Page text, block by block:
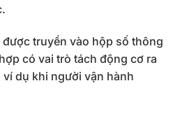
truyền vào hộp số thông
có vai trò tách động cơ ra
dụ khi người vận hành